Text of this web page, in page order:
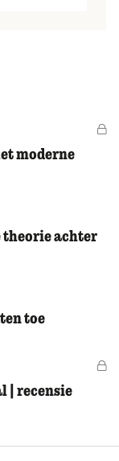
moderne
achter
toe
| recensie